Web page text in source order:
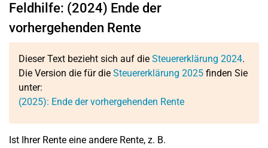
Feldhilfe: (2024) Ende der
vorhergehenden Rente
Dieser Text bezieht sich auf die Steuererklärung 2024.
Die Version die für die Steuererklärung 2025 finden Sie
unter:
(2025): Ende der vorhergehenden Rente
Ist Ihrer Rente eine andere Rente, z. B.